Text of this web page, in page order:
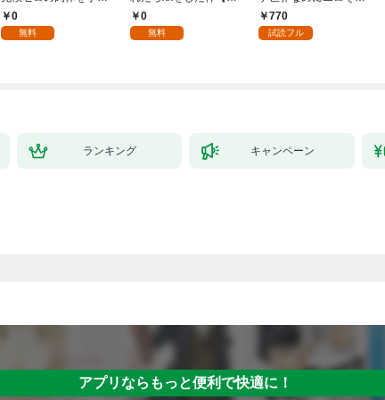
入れて自由を謳歌す
る。1
0
無料
年齢版】(1)
0
無料
ちのけでひたすら最強
を目指すモブ転生者～
770
試読フル
ランキング キャンペーン
アプリならもっと便利で快適に！